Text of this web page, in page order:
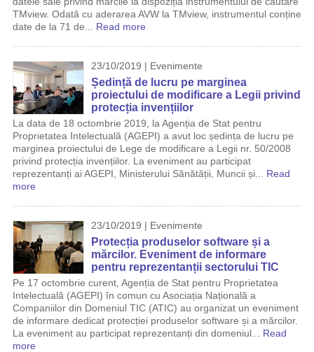
TMview. Odată cu aderarea AVW la TMview, instrumentul conține
date de la 71 de... Read more
23/10/2019 | Evenimente
Ședință de lucru pe marginea
proiectului de modificare a Legii privind
protecția invențiilor
La data de 18 octombrie 2019, la Agenția de Stat pentru
Proprietatea Intelectuală (AGEPI) a avut loc ședința de lucru pe
marginea proiectului de Lege de modificare a Legii nr. 50/2008
privind protecția invențiilor. La eveniment au participat
reprezentanți ai AGEPI, Ministerului Sănătății, Muncii și... Read
more
23/10/2019 | Evenimente
Protecția produselor software și a
mărcilor. Eveniment de informare
pentru reprezentanții sectorului TIC
Pe 17 octombrie curent, Agenția de Stat pentru Proprietatea
Intelectuală (AGEPI) în comun cu Asociația Națională a
Companiilor din Domeniul TIC (ATIC) au organizat un eveniment
de informare dedicat protecției produselor software și a mărcilor.
La eveniment au participat reprezentanți din domeniul... Read
more